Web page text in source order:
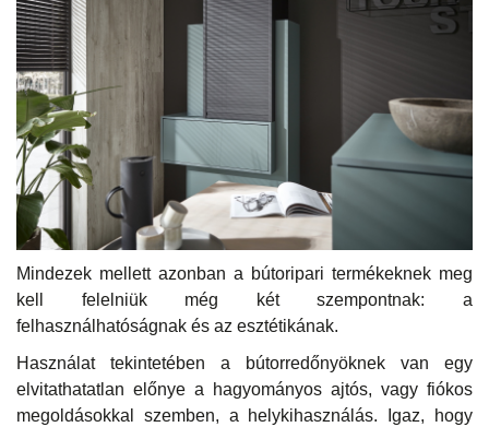
Mindezek mellett azonban a bútoripari termékeknek meg
kell felelniük még két szempontnak: a
felhasználhatóságnak és az esztétikának.
Használat tekintetében a bútorredőnyöknek van egy
elvitathatatlan előnye a hagyományos ajtós, vagy fiókos
megoldásokkal szemben, a helykihasználás. Igaz, hogy